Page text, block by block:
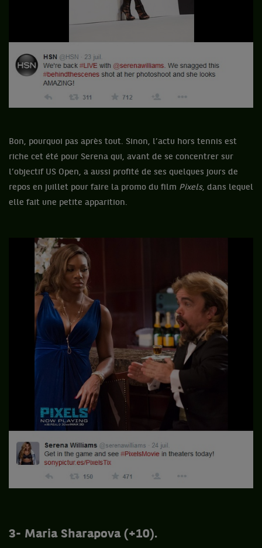
Bon, pourquoi pas après tout. Sinon, l’actu hors tennis est
riche cet été pour Serena qui, avant de se concentrer sur
l’objectif US Open, a aussi profité de ses quelques jours de
repos en juillet pour faire la promo du film Pixels, dans lequel
elle fait une petite apparition.
3- Maria Sharapova (+10).